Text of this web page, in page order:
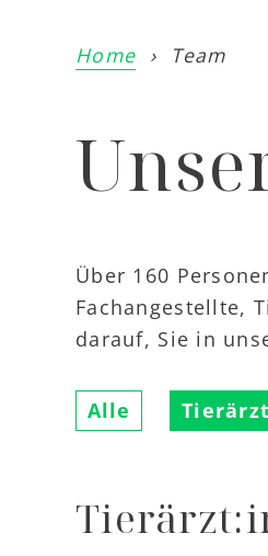
Home › Team
Über 160
Fachangestellte,
darauf, Sie in
Alle